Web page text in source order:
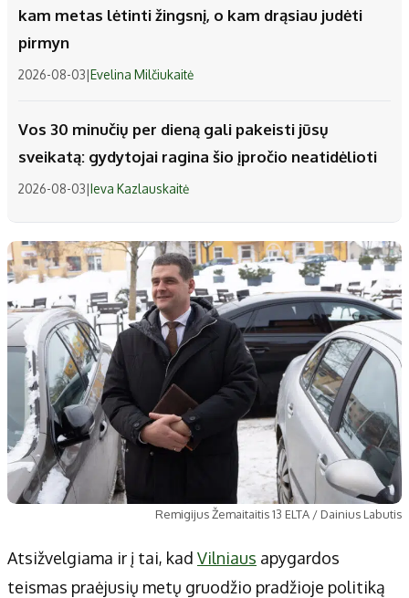
kam metas lėtinti žingsnį, o kam drąsiau judėti
pirmyn
2026-08-03|Evelina Milčiukaitė
Vos 30 minučių per dieną gali pakeisti jūsų
sveikatą: gydytojai ragina šio įpročio neatidėlioti
2026-08-03|Ieva Kazlauskaitė
Remigijus Žemaitaitis 13 ELTA / Dainius Labutis
Atsižvelgiama ir į tai, kad Vilniaus apygardos
teismas praėjusių metų gruodžio pradžioje politiką